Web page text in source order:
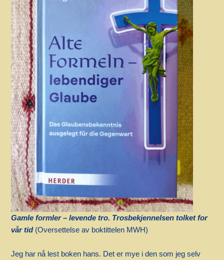
Gamle formler – levende tro. Trosbekjennelsen tolket for
vår tid (Oversettelse av boktittelen MWH)
Jeg har nå lest boken hans. Det er mye i den som jeg selv